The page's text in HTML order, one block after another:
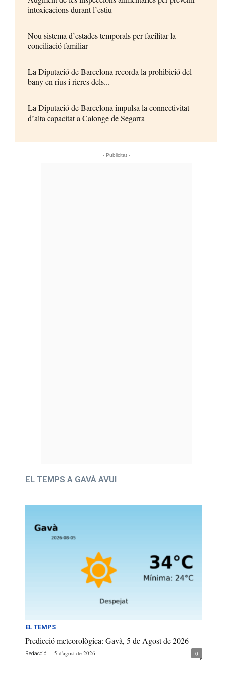
intoxicacions durant l’estiu
Nou sistema d’estades temporals per facilitar la
conciliació familiar
La Diputació de Barcelona recorda la prohibició del
bany en rius i rieres dels...
La Diputació de Barcelona impulsa la connectivitat
d’alta capacitat a Calonge de Segarra
- Publicitat -
EL TEMPS A GAVÀ AVUI
EL TEMPS
Predicció meteorològica: Gavà, 5 de Agost de 2026
Redacció - 5 d'agost de 2026 0